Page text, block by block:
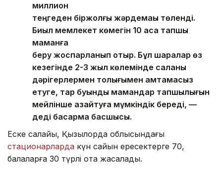
миллион
теңгеден біржолғы жәрдемақы төленді.
Биыл мемлекет көмегін 10 аса тапшы
маманға
беру жоспарланып отыр. Бұл шаралар өз
кезегінде 2-3 жыл көлемінде саланы
дәрігерлермен толығымен қамтамасыз
етуге, тар буынды мамандар тапшылығын
мейлінше азайтуға мүмкіндік береді, —
деді басқарма басшысы.
Еске салайық, Қызылорда облысындағы
стационарларда күн сайын ересектерге 70,
балаларға 30 түрлі ота жасалады.